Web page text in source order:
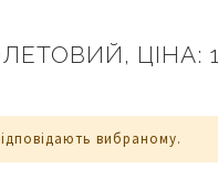
вибраному.